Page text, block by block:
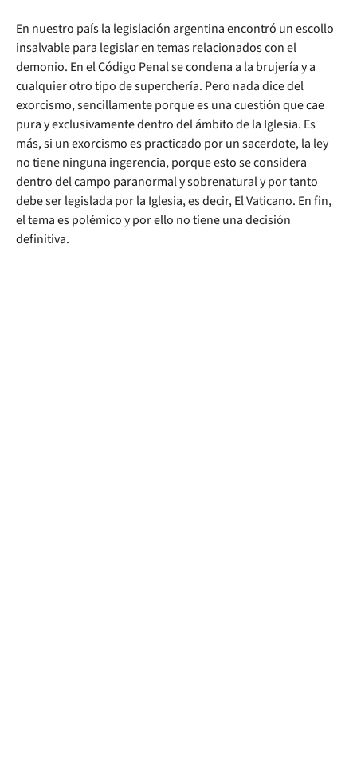
En nuestro país la legislación argentina encontró un escollo
insalvable para legislar en temas relacionados con el
demonio. En el Código Penal se condena a la brujería y a
cualquier otro tipo de superchería. Pero nada dice del
exorcismo, sencillamente porque es una cuestión que cae
pura y exclusivamente dentro del ámbito de la Iglesia. Es
más, si un exorcismo es practicado por un sacerdote, la ley
no tiene ninguna ingerencia, porque esto se considera
dentro del campo paranormal y sobrenatural y por tanto
debe ser legislada por la Iglesia, es decir, El Vaticano. En fin,
el tema es polémico y por ello no tiene una decisión
definitiva.